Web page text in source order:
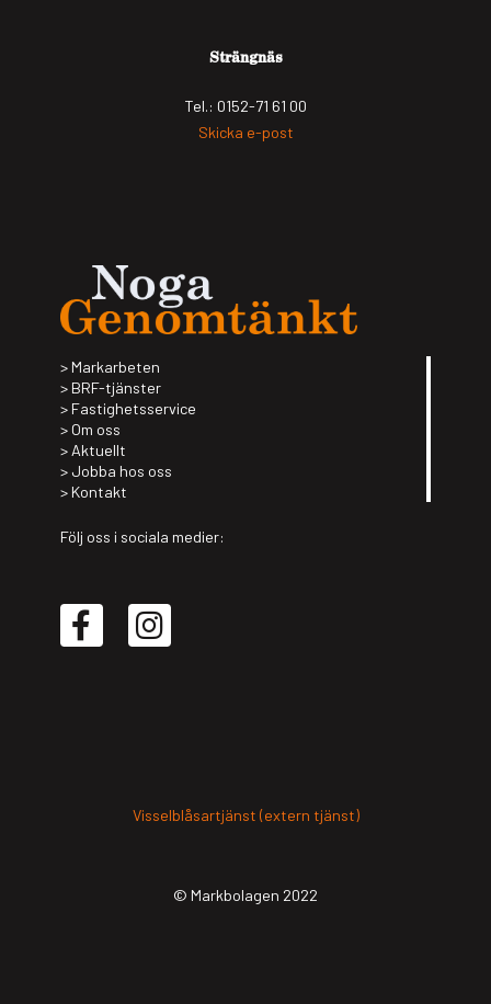
Strängnäs
Tel.: 0152-71 61 00
Skicka e-post
Mark­ar­be­ten
BRF-tjäns­­ter
Fas­tig­hets­ser­vice
Om oss
Aktu­ellt
Jobba hos oss
Kon­takt
Följ oss i sociala medier:
Visselblåsartjänst (extern tjänst)
© Markbolagen 2022